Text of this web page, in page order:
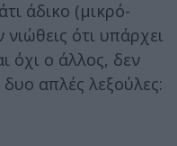
άδικο (μικρό-
ότι υπάρχει
όχι ο άλλος, δεν
απλές λεξούλες: